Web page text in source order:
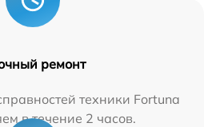
ремонт
техники Fortuna
в течение 2 часов.